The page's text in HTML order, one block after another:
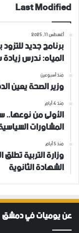
Last Modified
أغسطس 11, 2025
برنامج جديد
المياه: ندرس
منذ أسبوعين
وزير الصحة يعين
منذ 4 أيام
الأولى من نوعها..
المشاورات
منذ 5 أيام
وزارة التربية تطلق
الشهادة الثانوية
عن يوميات في دمشق